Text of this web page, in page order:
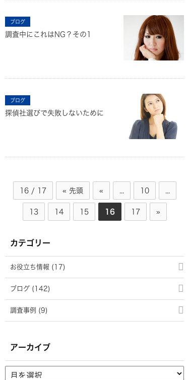
ブログ
調査中にこれはNG？その1
ブログ
探偵社選びで失敗しないために
16 / 17 « 先頭 « 10
13 14 15 16 17 »
カテゴリー
お役立ち情報 (17)
ブログ (142)
調査事例 (9)
アーカイブ